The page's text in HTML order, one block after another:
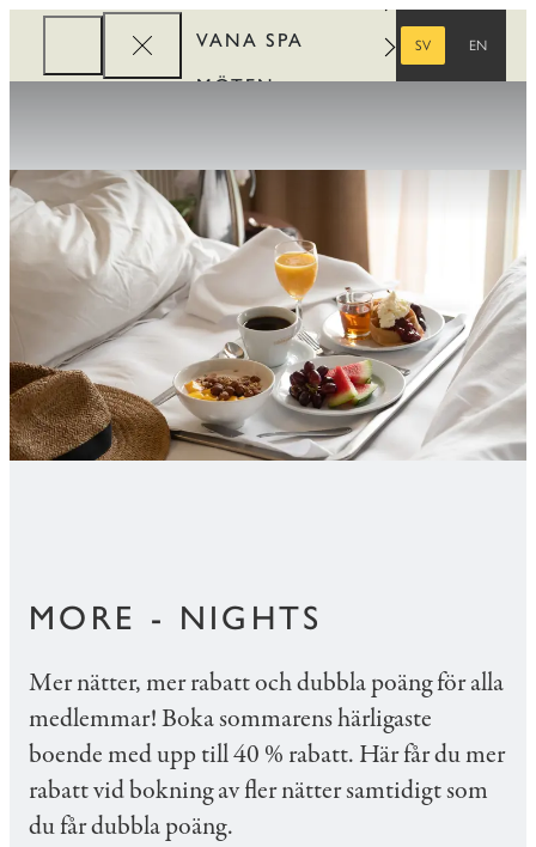
VANA SPA
MÖTEN
REWARDS
SV
EN
MORE - NIGHTS
Mer nätter, mer rabatt och dubbla poäng för alla
medlemmar! Boka sommarens härligaste
boende med upp till 40 % rabatt. Här får du mer
rabatt vid bokning av fler nätter samtidigt som
du får dubbla poäng.